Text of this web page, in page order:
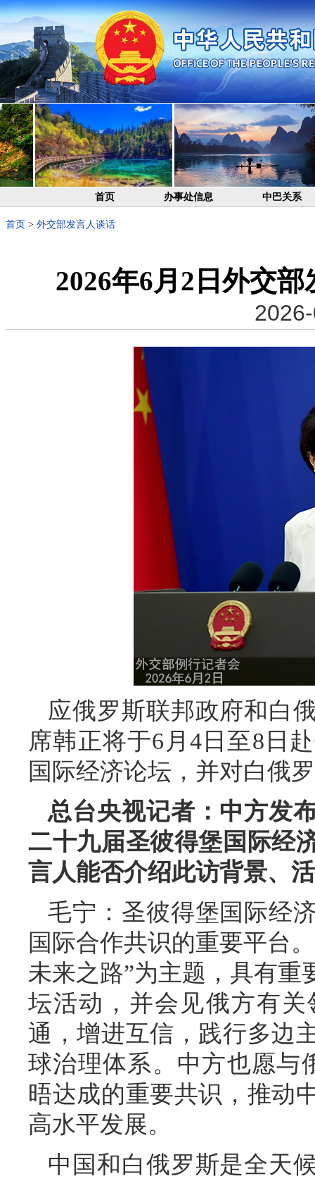
首页 办事处信息 中巴关系
首页 > 外交部发言人谈话
2026年6月2日外交
应俄罗斯联邦政府和白
席韩正将于6月4日至8日
国际经济论坛，并对白俄
总台央视记者：中方发
二十九届圣彼得堡国际经
言人能否介绍此访背景、
毛宁：圣彼得堡国际经
国际合作共识的重要平台
未来之路”为主题，具有
坛活动，并会见俄方有
通，增进互信，践行多边
球治理体系。中方也愿与
晤达成的重要共识，推动
高水平发展。
中国和白俄罗斯是全天